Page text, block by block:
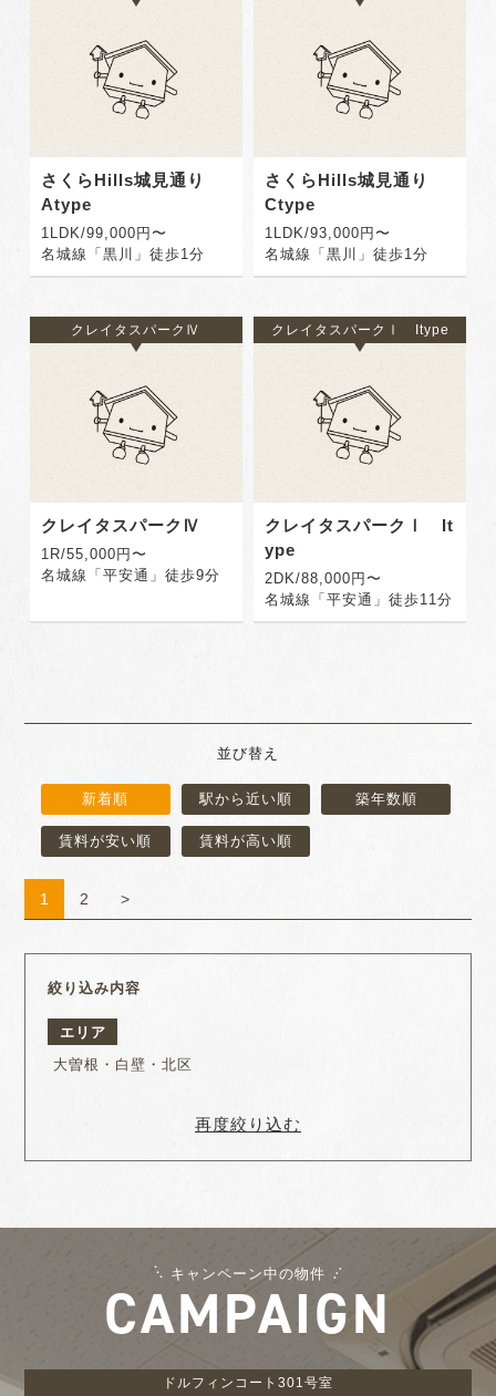
さくらHills城見通り
Atype
1LDK/99,000円〜
名城線「黒川」徒歩1分
さくらHills城見通り
Ctype
1LDK/93,000円〜
名城線「黒川」徒歩1分
クレイタスパークⅣ
クレイタスパークⅣ
1R/55,000円〜
名城線「平安通」徒歩9分
クレイタスパークⅠ Itype
クレイタスパークⅠ It
ype
2DK/88,000円〜
名城線「平安通」徒歩11分
並び替え
新着順 駅から近い順 築年数順
賃料が安い順 賃料が高い順
1 2 >
絞り込み内容
エリア
大曽根・白壁・北区
再度絞り込む
キャンペーン中の物件
CAMPAIGN
ドルフィンコート301号室